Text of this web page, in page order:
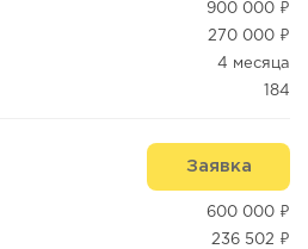
900 000 ₽
270 000 ₽
4 месяца
184
Заявка
600 000 ₽
236 502 ₽